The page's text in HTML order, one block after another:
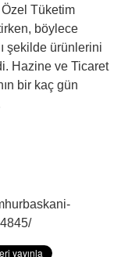
Özel Tüketim
böylece
şekilde ürünlerini
Hazine ve Ticaret
bir kaç gün